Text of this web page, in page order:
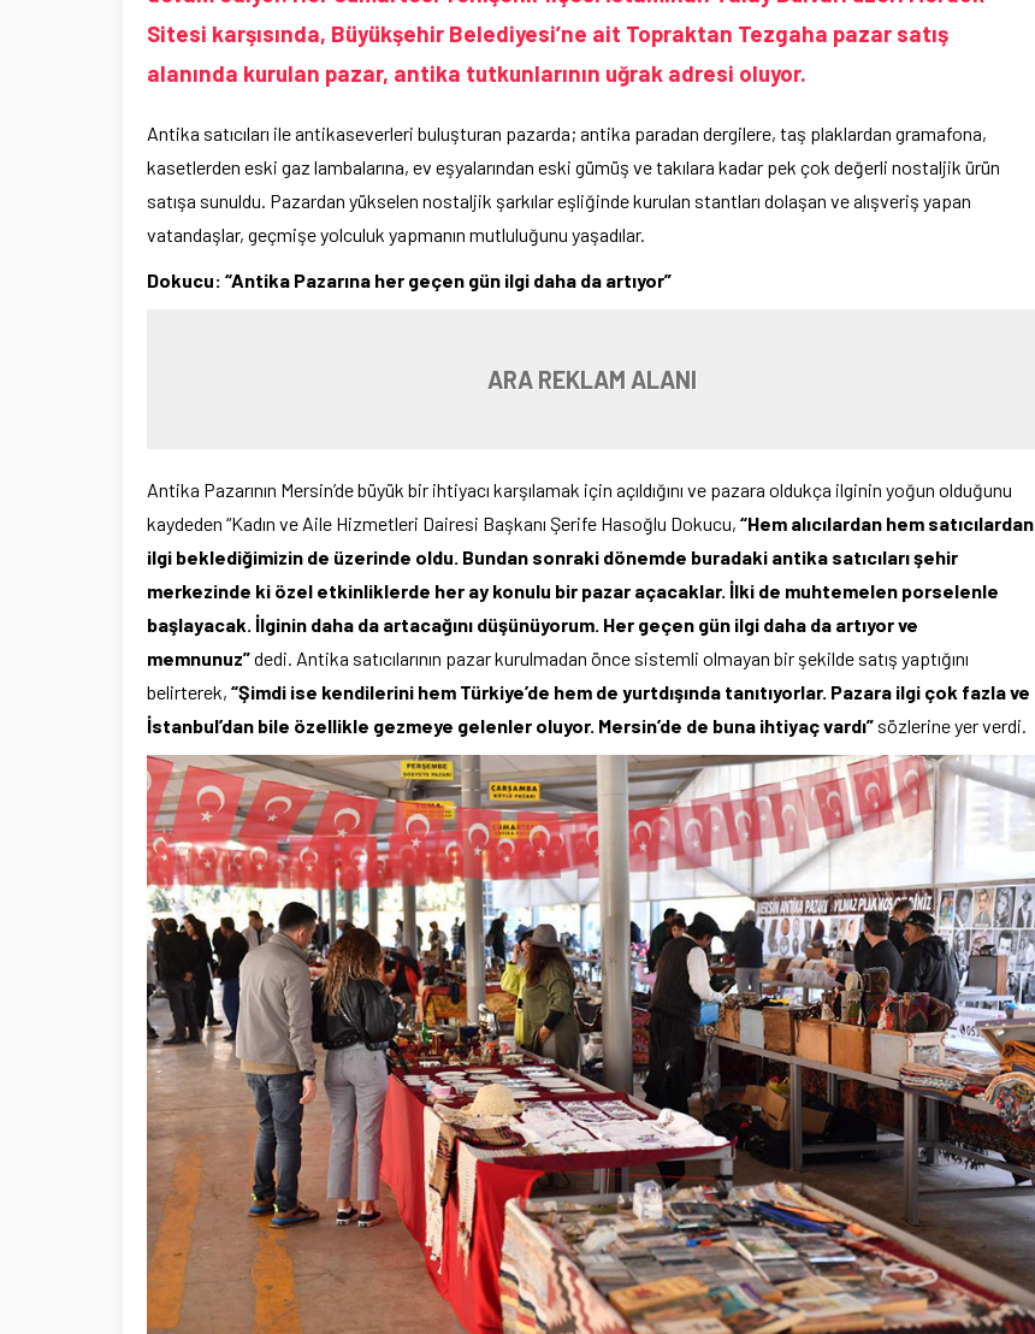
Sitesi karşısında, Büyükşehir Belediyesi’ne ait Topraktan Tezgaha pazar satış
alanında kurulan pazar, antika tutkunlarının uğrak adresi oluyor.
Antika satıcıları ile antikaseverleri buluşturan pazarda; antika paradan dergilere, taş plaklardan gramafona,
kasetlerden eski gaz lambalarına, ev eşyalarından eski gümüş ve takılara kadar pek çok değerli nostaljik ürün
satışa sunuldu. Pazardan yükselen nostaljik şarkılar eşliğinde kurulan stantları dolaşan ve alışveriş yapan
vatandaşlar, geçmişe yolculuk yapmanın mutluluğunu yaşadılar.
Dokucu: “Antika Pazarına her geçen gün ilgi daha da artıyor”
ARA REKLAM ALANI
Antika Pazarının Mersin’de büyük bir ihtiyacı karşılamak için açıldığını ve pazara oldukça ilginin yoğun olduğunu
kaydeden “Kadın ve Aile Hizmetleri Dairesi Başkanı Şerife Hasoğlu Dokucu, “Hem alıcılardan hem satıcılardan
ilgi beklediğimizin de üzerinde oldu. Bundan sonraki dönemde buradaki antika satıcıları şehir
merkezinde ki özel etkinliklerde her ay konulu bir pazar açacaklar. İlki de muhtemelen porselenle
başlayacak. İlginin daha da artacağını düşünüyorum. Her geçen gün ilgi daha da artıyor ve
memnunuz”dedi. Antika satıcılarının pazar kurulmadan önce sistemli olmayan bir şekilde satış yaptığını
belirterek, “Şimdi ise kendilerini hem Türkiye’de hem de yurtdışında tanıtıyorlar. Pazara ilgi çok fazla ve
İstanbul’dan bile özellikle gezmeye gelenler oluyor. Mersin’de de buna ihtiyaç vardı” sözlerine yer verdi.